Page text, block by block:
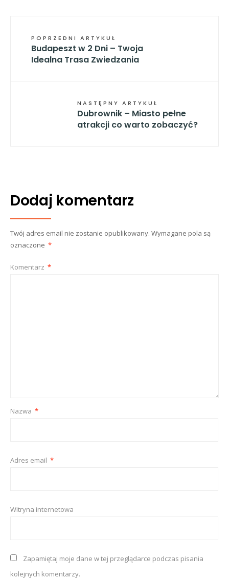
POPRZEDNI ARTYKUŁ
Budapeszt w 2 Dni – Twoja
Idealna Trasa Zwiedzania
NASTĘPNY ARTYKUŁ
Dubrownik – Miasto pełne
atrakcji co warto zobaczyć?
Dodaj komentarz
Twój adres email nie zostanie opublikowany. Wymagane pola są
oznaczone *
Komentarz *
Nazwa *
Adres email *
Witryna internetowa
Zapamiętaj moje dane w tej przeglądarce podczas pisania
kolejnych komentarzy.